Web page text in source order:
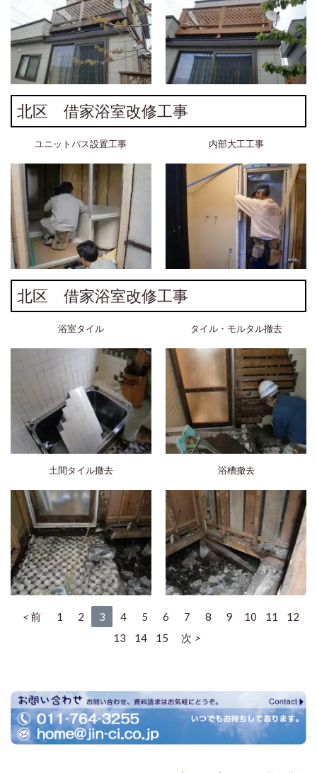
北区 借家浴室改修工事
ユニットバス設置工事 内部大工工事
北区 借家浴室改修工事
浴室タイル タイル・モルタル撤去
土間タイル撤去 浴槽撤去
前 1 2 3 4 5 6 7 8 9 10 11
12
13
14 15 次